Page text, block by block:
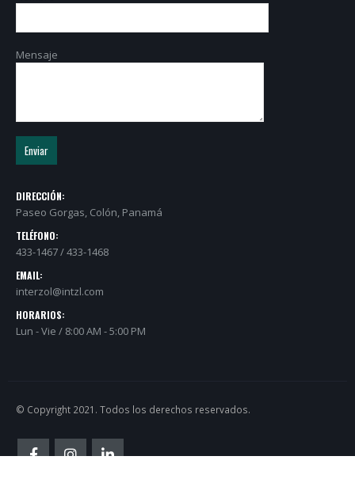
Mensaje
DIRECCIÓN:
Paseo Gorgas, Colón, Panamá
TELÉFONO:
433-1467 / 433-1468
EMAIL:
interzol@intzl.com
HORARIOS:
Lun - Vie / 8:00 AM - 5:00 PM
© Copyright 2021. Todos los derechos reservados.